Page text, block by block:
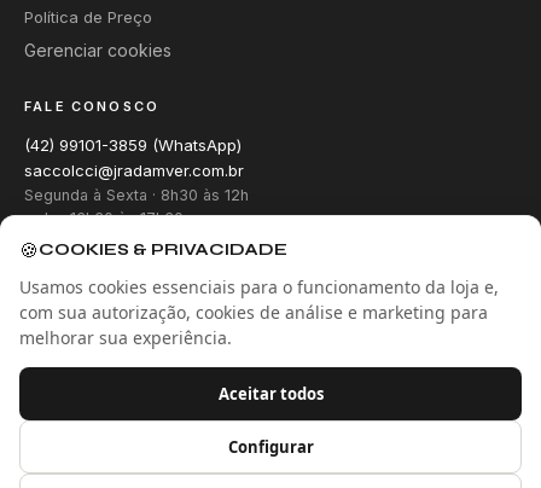
Política de Preço
Gerenciar cookies
FALE CONOSCO
(42) 99101-3859 (WhatsApp)
saccolcci@jradamver.com.br
Segunda à Sexta · 8h30 às 12h
e das 13h30 às 17h30
Site verificado
Google Safe Browsing
🍪COOKIES & PRIVACIDADE
Usamos cookies essenciais para o funcionamento da loja e,
com sua autorização, cookies de análise e marketing para
melhorar sua experiência.
Configurar
Aceitar todos